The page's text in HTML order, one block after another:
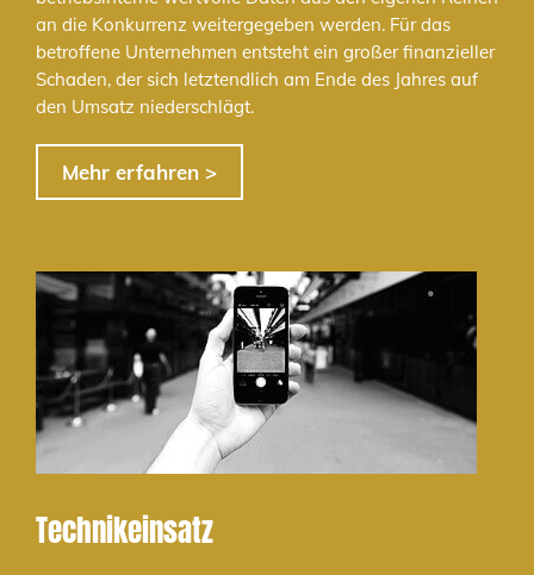
an die Konkurrenz weitergegeben werden. Für das
betroffene Unternehmen entsteht ein großer finanzieller
Schaden, der sich letztendlich am Ende des Jahres auf
den Umsatz niederschlägt.
Mehr erfahren >
Technikeinsatz